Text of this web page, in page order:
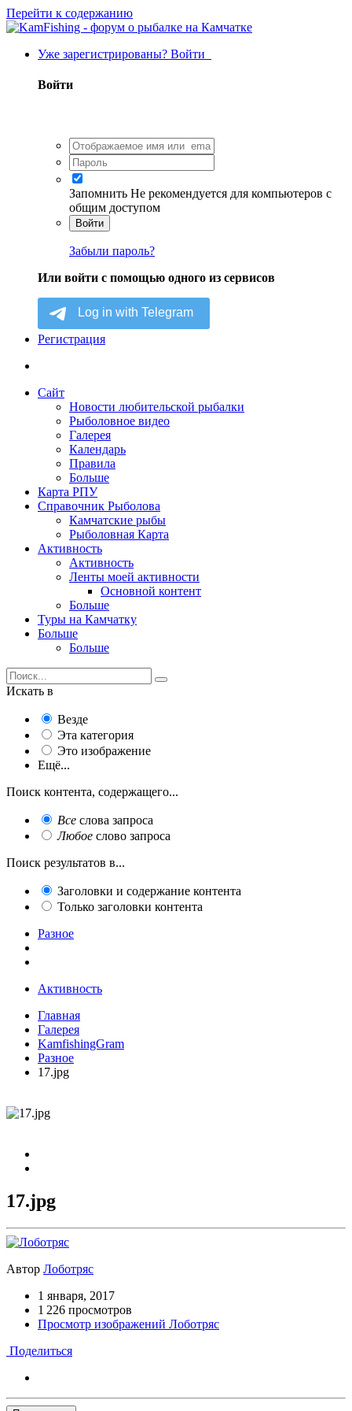
Перейти к содержанию
Уже зарегистрированы? Войти
Войти
Запомнить Не рекомендуется для компьютеров с
общим доступом
Войти
Забыли пароль?
Или войти с помощью одного из сервисов
Регистрация
Сайт
Новости любительской рыбалки
Рыболовное видео
Галерея
Календарь
Правила
Больше
Карта РПУ
Справочник Рыболова
Камчатские рыбы
Рыболовная Карта
Активность
Активность
Ленты моей активности
Основной контент
Больше
Туры на Камчатку
Больше
Больше
Искать в
Везде
Эта категория
Это изображение
Ещё...
Поиск контента, содержащего...
Все слова запроса
Любое слово запроса
Поиск результатов в...
Заголовки и содержание контента
Только заголовки контента
Разное
Активность
Главная
Галерея
KamfishingGram
Разное
17.jpg
17.jpg
Автор Лоботряс
1 января, 2017
1 226 просмотров
Просмотр изображений Лоботряс
Поделиться